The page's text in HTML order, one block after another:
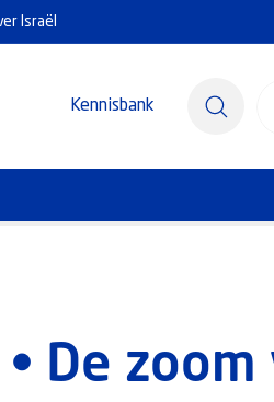
Israël
Kennisbank
De zoom